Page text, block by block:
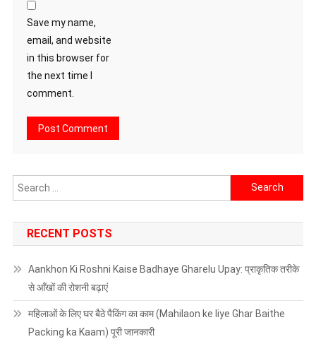
Save my name,
email, and website
in this browser for
the next time I
comment.
Search
for:
RECENT POSTS
Aankhon Ki Roshni Kaise Badhaye Gharelu Upay: प्राकृतिक तरीके
से आँखों की रोशनी बढ़ाएं
महिलाओं के लिए घर बैठे पैकिंग का काम (Mahilaon ke liye Ghar Baithe
Packing ka Kaam) पूरी जानकारी